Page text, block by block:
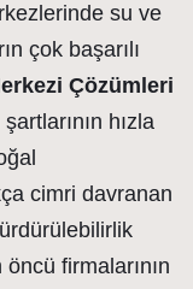
su ve
çok başarılı
Çözümleri
hızla
cimri davranan
firmalarının